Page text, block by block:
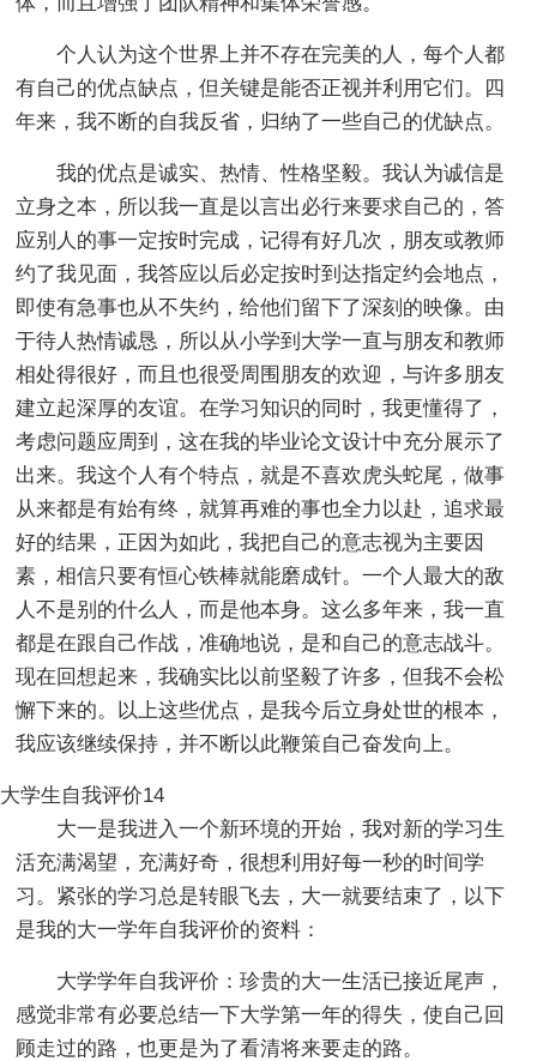
个人认为这个世界上并不存在完美的人，每个人都
有自己的优点缺点，但关键是能否正视并利用它们。四
年来，我不断的自我反省，归纳了一些自己的优缺点。
我的优点是诚实、热情、性格坚毅。我认为诚信是
立身之本，所以我一直是以言出必行来要求自己的，答
应别人的事一定按时完成，记得有好几次，朋友或教师
约了我见面，我答应以后必定按时到达指定约会地点，
即使有急事也从不失约，给他们留下了深刻的映像。由
于待人热情诚恳，所以从小学到大学一直与朋友和教师
相处得很好，而且也很受周围朋友的欢迎，与许多朋友
建立起深厚的友谊。在学习知识的同时，我更懂得了，
考虑问题应周到，这在我的毕业论文设计中充分展示了
出来。我这个人有个特点，就是不喜欢虎头蛇尾，做事
从来都是有始有终，就算再难的事也全力以赴，追求最
好的结果，正因为如此，我把自己的意志视为主要因
素，相信只要有恒心铁棒就能磨成针。一个人最大的敌
人不是别的什么人，而是他本身。这么多年来，我一直
都是在跟自己作战，准确地说，是和自己的意志战斗。
现在回想起来，我确实比以前坚毅了许多，但我不会松
懈下来的。以上这些优点，是我今后立身处世的根本，
我应该继续保持，并不断以此鞭策自己奋发向上。
大学生自我评价14
大一是我进入一个新环境的开始，我对新的学习生
活充满渴望，充满好奇，很想利用好每一秒的时间学
习。紧张的学习总是转眼飞去，大一就要结束了，以下
是我的大一学年自我评价的资料：
大学学年自我评价：珍贵的大一生活已接近尾声，
感觉非常有必要总结一下大学第一年的得失，使自己回
顾走过的路，也更是为了看清将来要走的路。